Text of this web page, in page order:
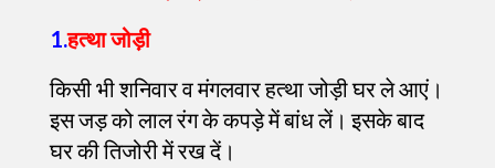
1.हत्था जोड़ी
किसी भी शनिवार व मंगलवार हत्था जोड़ी घर ले आएं।
इस जड़ को लाल रंग के कपड़े में बांध लें। इसके बाद
घर की तिजोरी में रख दें।